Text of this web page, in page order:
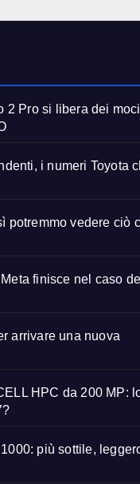
2 Pro si libera dei
i numeri Toyota
potremmo vedere ciò
finisce nel caso
arrivare una nuova
HPC da 200 MP:
più sottile,